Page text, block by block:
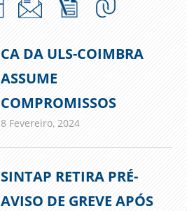
CA DA ULS-COIMBRA
ASSUME
COMPROMISSOS
8 Fevereiro, 2024
SINTAP RETIRA PRÉ-
AVISO DE GREVE APÓS